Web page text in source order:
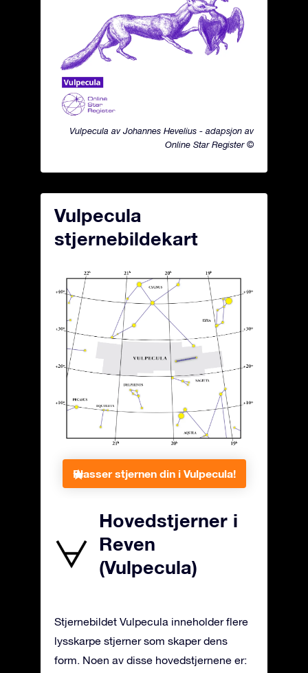
Vulpecula av Johannes Hevelius - adapsjon av
Online Star Register ©
Vulpecula
stjernebildekart
Plasser stjernen din i Vulpecula!
Hovedstjerner i
Reven
(Vulpecula)
Stjernebildet Vulpecula inneholder flere
lysskarpe stjerner som skaper dens
form. Noen av disse hovedstjernene er: